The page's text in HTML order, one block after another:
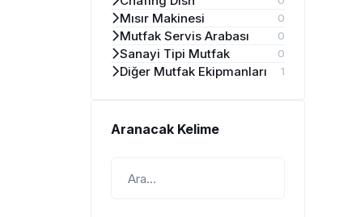
Mısır Makinesi 0
Mutfak Servis Arabası 0
Sanayi Tipi Mutfak 0
Diğer Mutfak Ekipmanları 1
Aranacak Kelime